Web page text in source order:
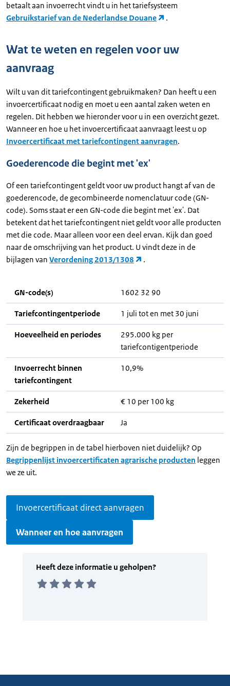
betaalt aan invoerrecht vindt u in het tariefsysteem
Gebruikstarief van de Nederlandse Douane
.
Wat te weten en regelen voor uw
aanvraag
Wilt u van dit tariefcontingent gebruikmaken? Dan heeft u een
invoercertificaat nodig en moet u een aantal zaken weten en
regelen. Dit hebben we hieronder voor u in een overzicht gezet.
Wanneer en hoe u het invoercertificaat aanvraagt leest u op
Invoercertificaat met tariefcontingent aanvragen.
Goederencode die begint met 'ex'
Of een tariefcontingent geldt voor uw product hangt af van de
goederencode, de gecombineerde nomenclatuur code (GN-
code). Soms staat er een GN-code die begint met 'ex'. Dat
betekent dat het tariefcontingent niet geldt voor alle producten
met die code. Maar alleen voor een deel ervan. Kijk dan goed
naar de omschrijving van het product. U vindt deze in de
bijlagen van Verordening 2013/1308 .
GN-code(s) 1602 32 90
Tariefcontingentperiode 1 juli tot en met 30 juni
Hoeveelheid en periodes
295.000 kg per
tariefcontigentperiode
Invoerrecht binnen
tariefcontingent
10,9%
Zekerheid € 10 per 100 kg
Certificaat overdraagbaar Ja
Zijn de begrippen in de tabel hierboven niet duidelijk? Op
Begrippenlijst invoercertificaten agrarische producten leggen
we ze uit.
Invoercertificaat direct aanvragen
Wanneer en hoe aanvragen